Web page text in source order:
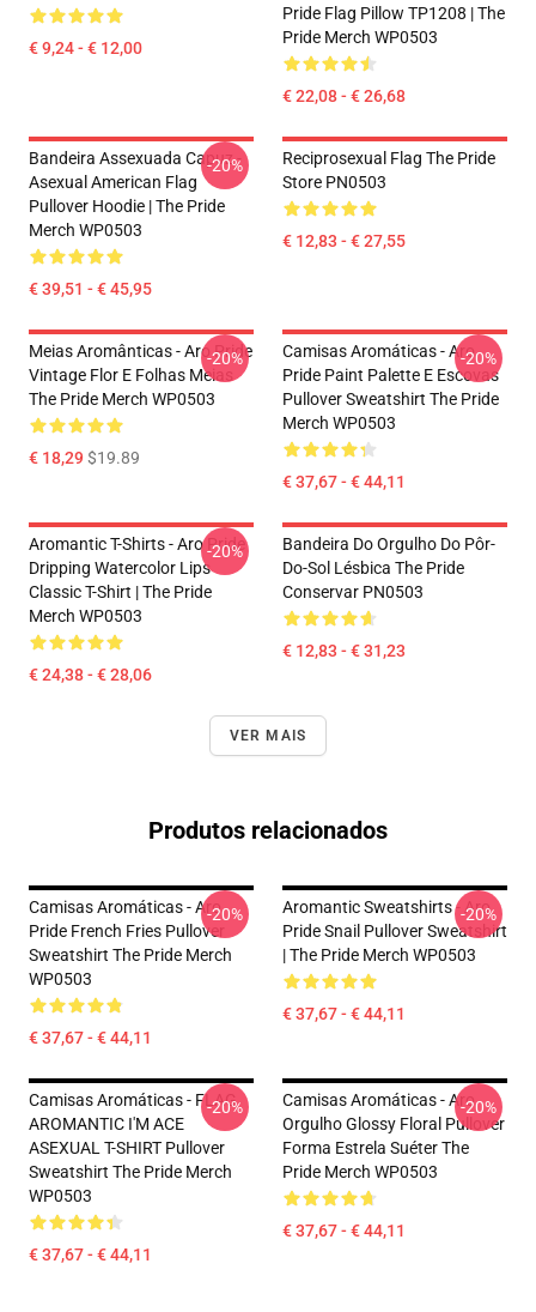
€ 9,24 - € 12,00
Pride Flag Pillow TP1208 | The
Pride Merch WP0503
€ 22,08 - € 26,68
Bandeira Assexuada Capuz -
Asexual American Flag
Pullover Hoodie | The Pride
Merch WP0503
€ 39,51 - € 45,95
-20%
Reciprosexual Flag The Pride
Store PN0503
€ 12,83 - € 27,55
Meias Aromânticas - Aro Pride
Vintage Flor E Folhas Meias
The Pride Merch WP0503
€ 18,29$19.89
-20%
Camisas Aromáticas - Aro
Pride Paint Palette E Escovas
Pullover Sweatshirt The Pride
Merch WP0503
€ 37,67 - € 44,11
-20%
Aromantic T-Shirts - Aro Pride
Dripping Watercolor Lips
Classic T-Shirt | The Pride
Merch WP0503
€ 24,38 - € 28,06
-20%
Bandeira Do Orgulho Do Pôr-
Do-Sol Lésbica The Pride
Conservar PN0503
€ 12,83 - € 31,23
VER MAIS
Produtos relacionados
Camisas Aromáticas - Aro
Pride French Fries Pullover
Sweatshirt The Pride Merch
WP0503
€ 37,67 - € 44,11
-20%
Aromantic Sweatshirts - Aro
Pride Snail Pullover Sweatshirt
| The Pride Merch WP0503
€ 37,67 - € 44,11
-20%
Camisas Aromáticas - FLAG
AROMANTIC I'M ACE
ASEXUAL T-SHIRT Pullover
Sweatshirt The Pride Merch
WP0503
€ 37,67 - € 44,11
-20%
Camisas Aromáticas - Aro
Orgulho Glossy Floral Pullover
Forma Estrela Suéter The
Pride Merch WP0503
€ 37,67 - € 44,11
-20%